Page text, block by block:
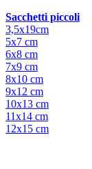
Sacchetti piccoli
3,5x19cm
5x7 cm
6x8 cm
7x9 cm
8x10 cm
9x12 cm
10x13 cm
11x14 cm
12x15 cm